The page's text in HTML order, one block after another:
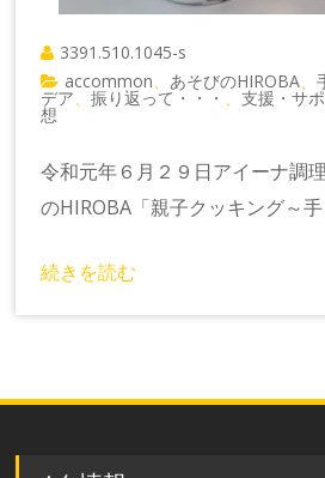
3391.510.1045-s
accommon
あそびのHIROBA 、
デア 、振り返って・・・ 、支援・サ
想
令和元年６月２９日アイーナ調
のHIROBA「親子クッキング～手
続きを読む